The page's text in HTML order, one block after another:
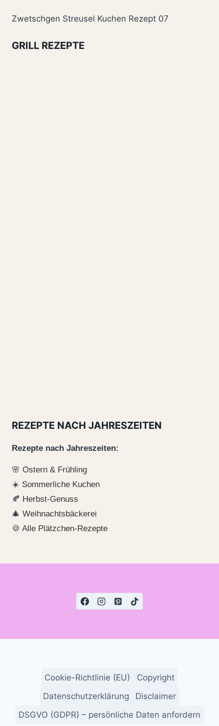
Zwetschgen Streusel Kuchen Rezept 07
GRILL REZEPTE
REZEPTE NACH JAHRESZEITEN
Rezepte nach Jahreszeiten:
🌸 Ostern & Frühling
☀️ Sommerliche Kuchen
🍂 Herbst-Genuss
🎄 Weihnachtsbäckerei
🍪 Alle Plätzchen-Rezepte
Cookie-Richtlinie (EU)
Copyright
Datenschutzerklärung
Disclaimer
DSGVO (GDPR) – persönliche Daten anfordern